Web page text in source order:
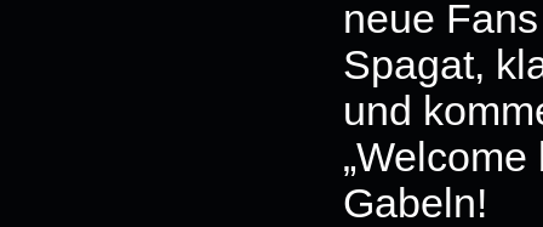
neue
Spagat,
und
„Welcome
Gabeln!